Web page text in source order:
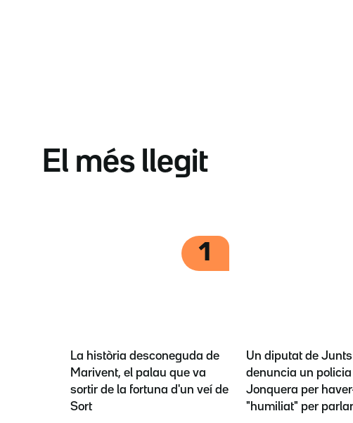
El més llegit
1
La història desconeguda de
Marivent, el palau que va
sortir de la fortuna d'un veí de
Sort
Un diputat de Junts
denuncia un policia
Jonquera per
"humiliat" per